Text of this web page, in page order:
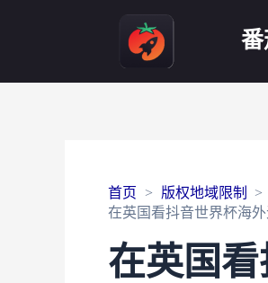
番
首页
版权地域限制
在英国看抖音世界杯海
在英国